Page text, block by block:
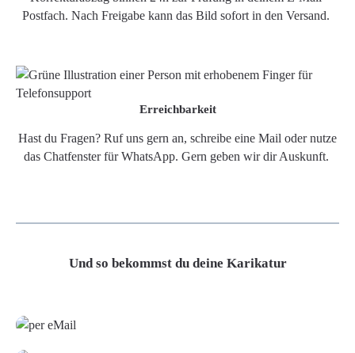
Postfach. Nach Freigabe kann das Bild sofort in den Versand.
Erreichbarkeit
Hast du Fragen? Ruf uns gern an, schreibe eine Mail oder nutze
das Chatfenster für WhatsApp. Gern geben wir dir Auskunft.
Und so bekommst du deine Karikatur